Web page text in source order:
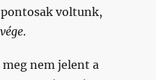
voltunk,
vége.
nem jelent a